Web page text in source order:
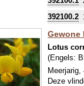
392100.2
Gewone
Lotus
(Engels:
Deze